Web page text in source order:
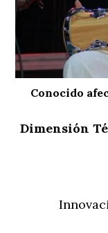
Conocido
Dimensión